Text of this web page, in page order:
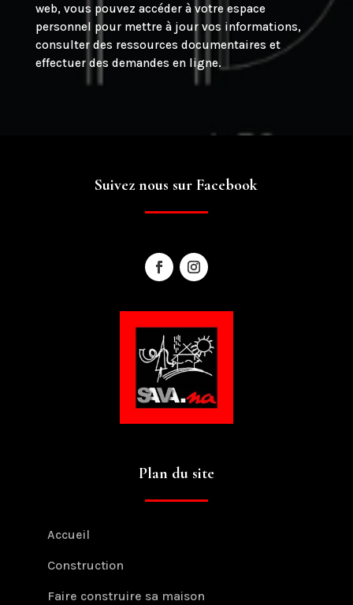
web, vous pouvez accéder à votre espace
personnel pour mettre à jour vos informations,
consulter des ressources documentaires et
effectuer des demandes en ligne.
Suivez nous sur Facebook
Plan du site
Accueil
Construction
Faire construire sa maison